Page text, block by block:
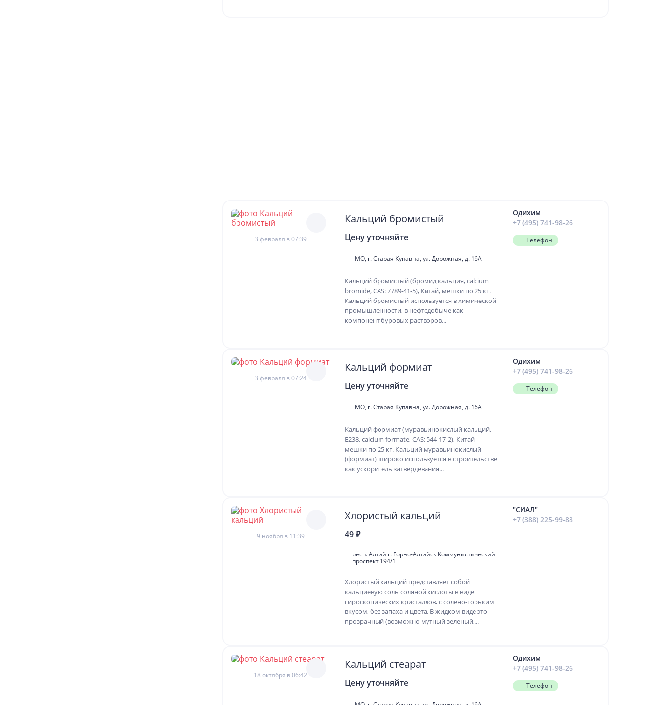
3 февраля в 07:39
Кальций бромистый
Цену уточняйте
МО, г. Старая Купавна, ул. Дорожная, д. 16А
Кальций бромистый (бромид кальция, calcium
bromide, CAS: 7789-41-5), Китай, мешки по 25 кг.
Кальций бромистый используется в химической
промышленности, в нефтедобыче как
компонент буровых растворов...
Одихим
+7 (495) 741-98-26
Телефон
3 февраля в 07:24
Кальций формиат
Цену уточняйте
МО, г. Старая Купавна, ул. Дорожная, д. 16А
Кальций формиат (муравьинокислый кальций,
Е238, calcium formate, CAS: 544-17-2), Китай,
мешки по 25 кг. Кальций муравьинокислый
(формиат) широко используется в строительстве
как ускоритель затвердевания...
Одихим
+7 (495) 741-98-26
Телефон
9 ноября в 11:39
Хлористый кальций
49 ₽
респ. Алтай г. Горно-Алтайск Коммунистический
проспект 194/1
Хлористый кальций представляет собой
кальциевую соль соляной кислоты в виде
гироскопических кристаллов, с солено-горьким
вкусом, без запаха и цвета. В жидком виде это
прозрачный (возможно мутный зеленый,...
"СИАЛ"
+7 (388) 225-99-88
18 октября в 06:42
Кальций стеарат
Цену уточняйте
Одихим
+7 (495) 741-98-26
Телефон